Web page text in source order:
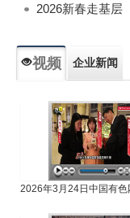
2026新春走基层
视频 企业新闻